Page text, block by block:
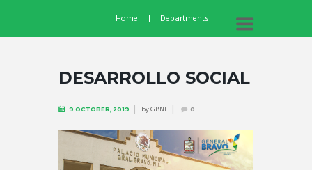
Home Departments
DESARROLLO SOCIAL
9 OCTOBER, 2019 byGBNL 0